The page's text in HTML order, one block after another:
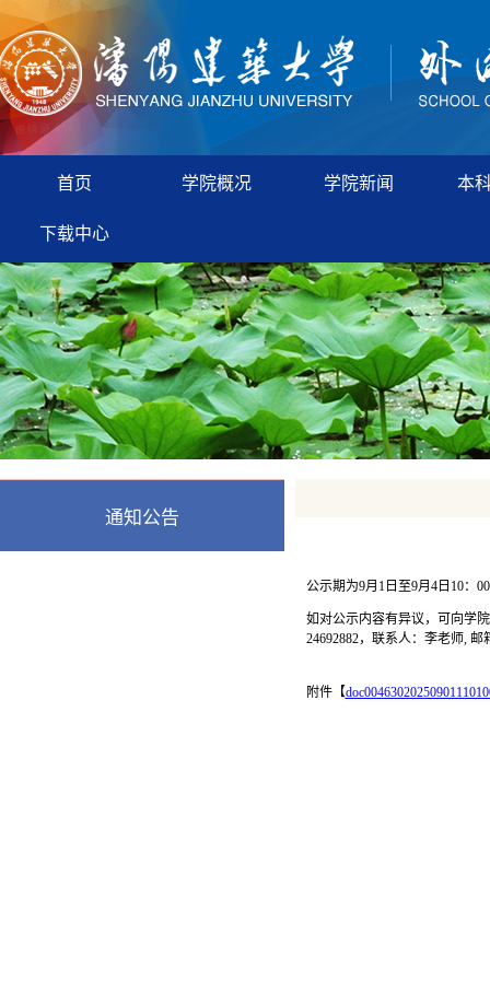
首页 学院概况 学院新闻 本
下载中心
通知公告
公示期为9月1日至9月4日10：
如对公示内容有异议，可向学
24692882，联系人：李老师, 邮
附件【